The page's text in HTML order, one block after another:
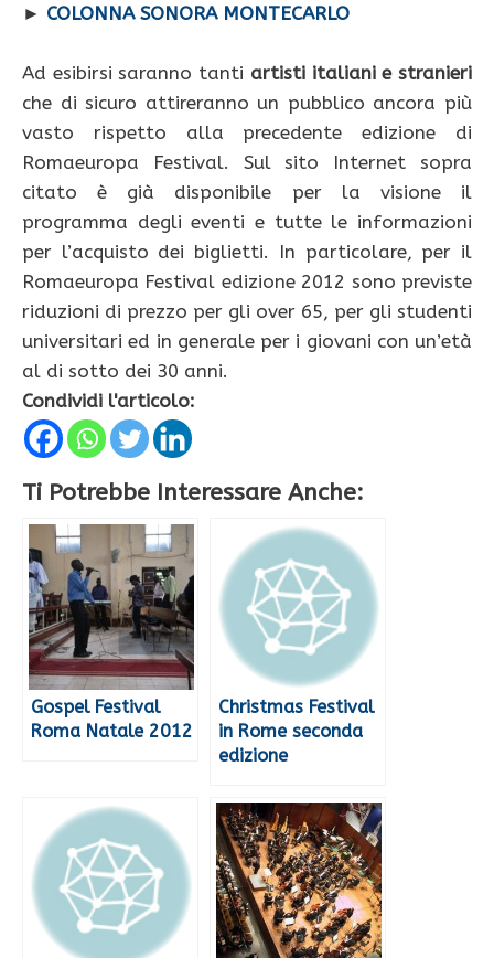
► COLONNA SONORA MONTECARLO
Ad esibirsi saranno tanti artisti italiani e stranieri
che di sicuro attireranno un pubblico ancora più
vasto rispetto alla precedente edizione di
Romaeuropa Festival. Sul sito Internet sopra
citato è già disponibile per la visione il
programma degli eventi e tutte le informazioni
per l’acquisto dei biglietti. In particolare, per il
Romaeuropa Festival edizione 2012 sono previste
riduzioni di prezzo per gli over 65, per gli studenti
universitari ed in generale per i giovani con un’età
al di sotto dei 30 anni.
Condividi l'articolo:
Ti Potrebbe Interessare Anche:
Gospel Festival
Roma Natale 2012
Christmas Festival
in Rome seconda
edizione